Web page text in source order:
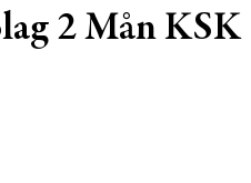
2 Mån KSK